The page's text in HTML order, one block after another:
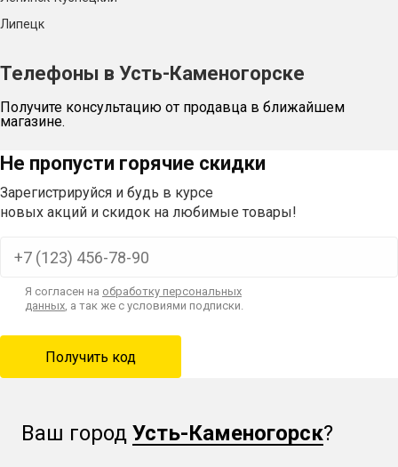
Липецк
Телефоны в Усть-Каменогорске
Получите консультацию от продавца в ближайшем
магазине.
Не пропусти горячие скидки
Зарегистрируйся и будь в курсе
новых акций и скидок на любимые товары!
Я согласен на обработку персональных
данных, а так же с условиями подписки.
Ваш город Усть-Каменогорск?